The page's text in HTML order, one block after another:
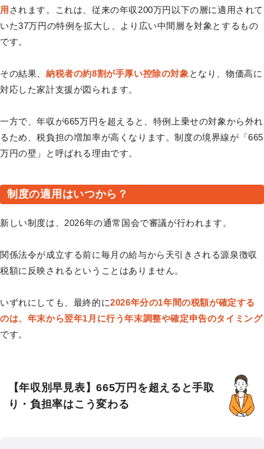
用 されます。これは、従来の年収200万円以下の層に適用されて
いた37万円の特例を拡大し、より広い中間層を対象とするもの
です。
その結果、 納税者の約8割が手厚い控除の対象 となり、物価高に
対応した家計支援が図られます。
一方で、年収が665万円を超えると、特例上乗せの対象から外れ
るため、税負担の増加率が高くなります。制度の境界線が「665
万円の壁」と呼ばれる理由です。
制度の適用はいつから？
新しい制度は、2026年の通常国会で審議が行われます。
関係法令が成立する前に毎月の給与から天引きされる源泉徴収
税額に反映されるということはありません。
いずれにしても、最終的に2026年分の1年間の税額が確定する
のは、年末から翌年1月に行う年末調整や確定申告のタイミング
です。
【年収別早見表】665万円を超えると手取
り・負担率はこう変わる